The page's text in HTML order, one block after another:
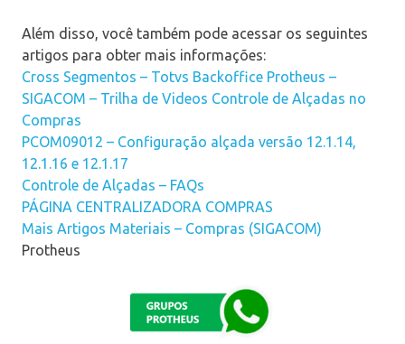
Além disso, você também pode acessar os seguintes
artigos para obter mais informações:
Cross Segmentos – Totvs Backoffice Protheus –
SIGACOM – Trilha de Videos Controle de Alçadas no
Compras
PCOM09012 – Configuração alçada versão 12.1.14,
12.1.16 e 12.1.17
Controle de Alçadas – FAQs
PÁGINA CENTRALIZADORA COMPRAS
Mais Artigos Materiais – Compras (SIGACOM)
Protheus